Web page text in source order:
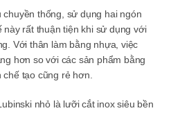
thống, sử dụng hai ngón
rất thuận tiện khi sử dụng với
Với thân làm bằng nhựa, việc
hơn so với các sản phẩm bằng
tạo cũng rẻ hơn.
nhỏ là lưỡi cắt inox siêu bền